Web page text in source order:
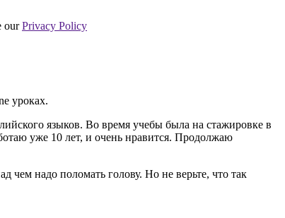
ourPrivacy Policy
уроках.
языков. Во время учебы была на стажировке в
уже 10 лет, и очень нравится. Продолжаю
чем надо поломать голову. Но не верьте, что так